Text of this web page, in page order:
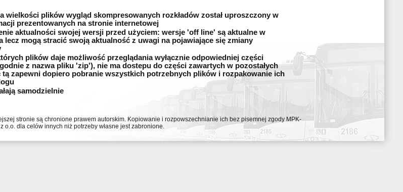
wielkości plików wygląd skompresowanych rozkładów został uproszczony w
prezentowanych na stronie internetowej
aktualności swojej wersji przed użyciem: wersje 'off line' są aktualne w
lecz mogą stracić swoją aktualność z uwagi na pojawiające się zmiany
plików daje możliwość przeglądania wyłącznie odpowiedniej części
z nazwa pliku 'zip'), nie ma dostepu do części zawartych w pozostałych
tą zapewni dopiero pobranie wszystkich potrzebnych plików i rozpakowanie ich
samodzielnie
stronie są chronione prawem autorskim. Kopiowanie i rozpowszechnianie ich bez pisemnej zgody MPK-
o.o. dla celów innych niż potrzeby własne jest zabronione.